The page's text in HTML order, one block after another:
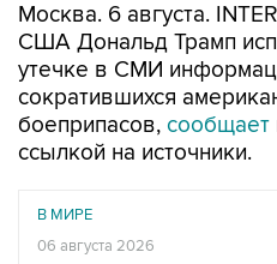
Москва. 6 августа.
США Дональд Трамп
утечке в СМИ
сократившихся
боеприпасов, сообщает
ссылкой на источники.
В МИРЕ
06 августа 2026